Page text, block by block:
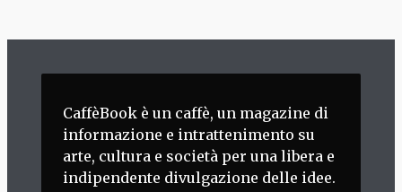
CaffèBook è un caffè, un magazine di
informazione e intrattenimento su
arte, cultura e società per una libera e
indipendente divulgazione delle idee.